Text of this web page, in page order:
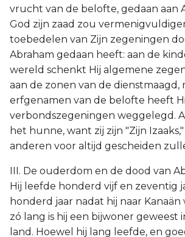
vrucht van de belofte, gedaan aan
God zijn zaad zou
toebedelen van Zijn zegeningen
Abraham gedaan heeft: aan de
wereld schenkt Hij algemene
aan de zonen van de dienstmaagd,
erfgenamen van de belofte heeft
verbondszegeningen weggelegd.
het hunne, want zij zijn "Zijn
anderen voor altijd gescheiden
III. De ouderdom en de dood van
Hij leefde honderd vijf en zeventig
honderd jaar nadat hij naar Kanaän
zó lang is hij een bijwoner geweest
land. Hoewel hij lang leefde, en